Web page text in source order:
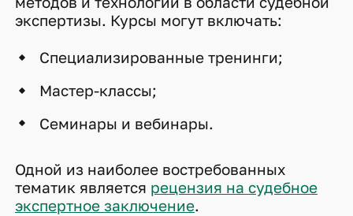
экспертизы. Курсы могут включать:
Специализированные тренинги;
Мастер-классы;
Семинары и вебинары.
Одной из наиболее востребованных
тематик является рецензия на судебное
экспертное заключение.